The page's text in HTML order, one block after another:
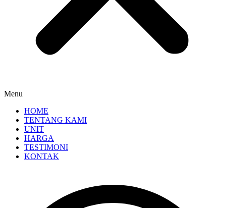
Menu
HOME
TENTANG KAMI
UNIT
HARGA
TESTIMONI
KONTAK